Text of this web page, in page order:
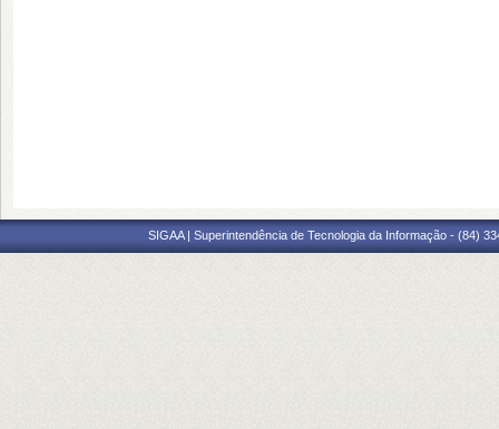
SIGAA | Superintendência de Tecnologia da Informação - (84)